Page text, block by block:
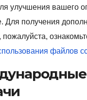
улучшения вашего
Для получения
файлов